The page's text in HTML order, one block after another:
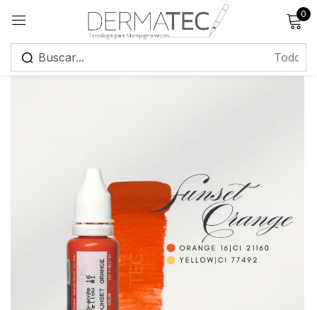
0
Registrarse
Recuérdame
¿Has olvidado tu contraseña?
Iniciar sesión
Crear una cuenta